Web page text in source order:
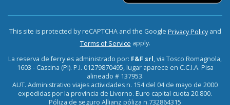
This site is protected by reCAPTCHA and the Google Privacy Policyand
Terms of Service apply.
La reserva de ferry es administrado por: F&F srl, via Tosco Romagnola,
1603 - Cascina (PI). P.I. 01279870495, lugar aparece en C.C.I.A. Pisa
alineado # 137953.
AUT. Administrativo viajes actividades n. 154 del 04 de mayo de 2000
expedidas por la provincia de Livorno. Euro capital cuota 20.800.
Póliza de seguro Allianz póliza n.732864315